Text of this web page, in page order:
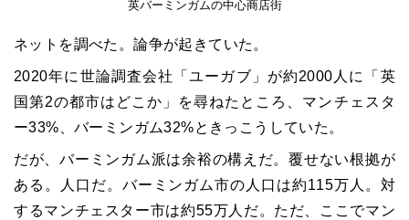
英バーミンガムの中心商店街
ネットを調べた。論争が起きていた。
2020年に世論調査会社「ユーガブ」が約2000人に「英
国第2の都市はどこか」を尋ねたところ、マンチェスタ
ー33%、バーミンガム32%ときっこうしていた。
だが、バーミンガム派は余裕の構えだ。覆せない根拠が
ある。人口だ。バーミンガム市の人口は約115万人。対
するマンチェスター市は約55万人だ。ただ、ここでマン